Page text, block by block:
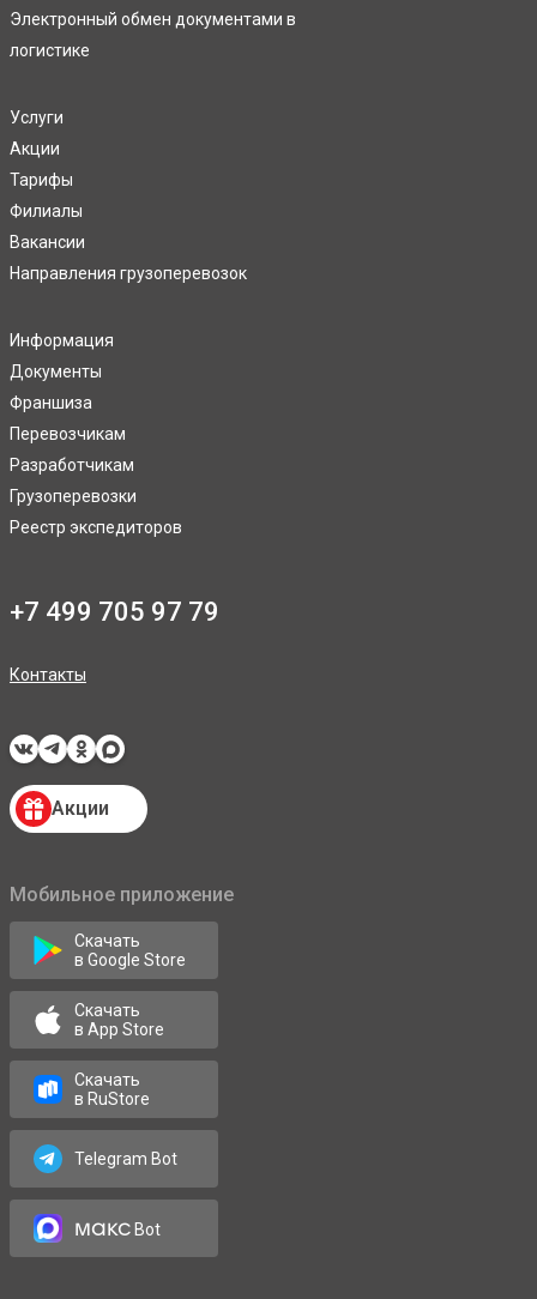
Электронный обмен документами в
логистике
Услуги
Акции
Тарифы
Филиалы
Вакансии
Направления грузоперевозок
Информация
Документы
Франшиза
Перевозчикам
Разработчикам
Грузоперевозки
Реестр экспедиторов
+7 499 705 97 79
Контакты
Акции
Мобильное приложение
Скачать
в Google Store
Скачать
в App Store
Скачать
в RuStore
Telegram Bot
максBot